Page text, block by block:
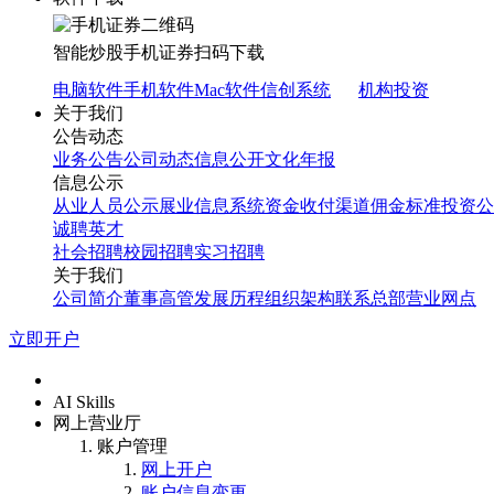
智能炒股手机证券扫码下载
电脑软件手机软件Mac软件信创系统
机构投资
关于我们
公告动态
业务公告公司动态信息公开文化年报
信息公示
从业人员公示展业信息系统资金收付渠道佣金标准投资
诚聘英才
社会招聘校园招聘实习招聘
关于我们
公司简介董事高管发展历程组织架构联系总部营业网点
立即开户
AI Skills
网上营业厅
账户管理
网上开户